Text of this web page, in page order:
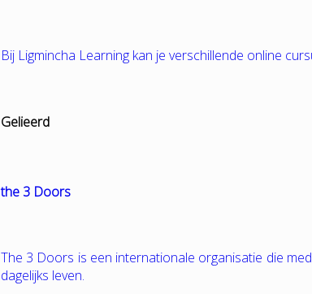
Bij Ligmincha Learning kan je verschillende online
Gelieerd
the 3 Doors
The 3 Doors is een internationale organisatie die
dagelijks leven.